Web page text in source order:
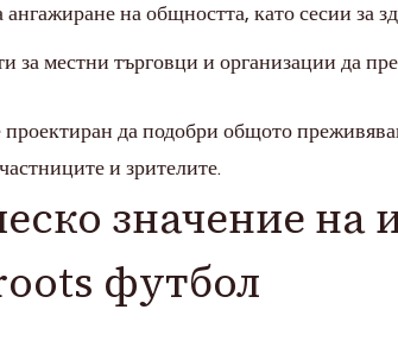
ангажиране на общността, като сесии за
за местни търговци и организации да
да подобри общото
и зрителите.
значение на
футбол